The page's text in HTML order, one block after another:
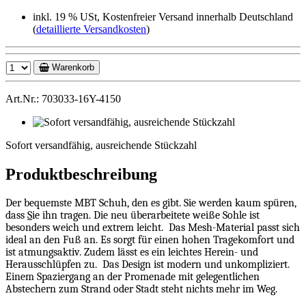
inkl. 19 % USt, Kostenfreier Versand innerhalb Deutschland
(detaillierte Versandkosten)
Warenkorb
Art.Nr.: 703033-16Y-4150
Sofort versandfähig, ausreichende Stückzahl
Produktbeschreibung
Der bequemste MBT Schuh, den es gibt. Sie werden kaum spüren,
dass Sie ihn tragen. Die neu überarbeitete weiße Sohle ist
besonders weich und extrem leicht. Das Mesh-Material passt sich
ideal an den Fuß an. Es sorgt für einen hohen Tragekomfort und
ist atmungsaktiv. Zudem lässt es ein leichtes Herein- und
Herausschlüpfen zu. Das Design ist modern und unkompliziert.
Einem Spaziergang an der Promenade mit gelegentlichen
Abstechern zum Strand oder Stadt steht nichts mehr im Weg.